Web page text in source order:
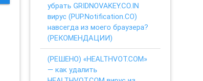
убрать GRIDNOVAKEY.CO.IN
вирус (PUP.Notification.CO)
навсегда из моего браузера?
(РЕКОМЕНДАЦИИ)
(РЕШЕНО) «HEALTHVOT.COM»
— как удалить